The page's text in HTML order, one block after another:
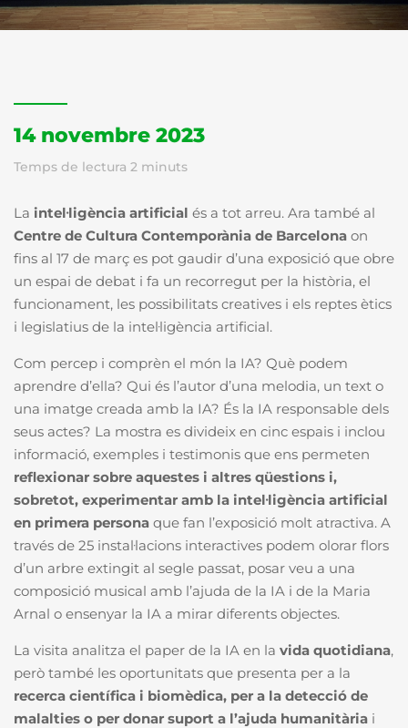
14 novembre 2023
Temps de lectura 2 minuts
La intel·ligència artificial és a tot arreu. Ara també al
Centre de Cultura Contemporània de Barcelona on
fins al 17 de març es pot gaudir d’una exposició que obre
un espai de debat i fa un recorregut per la història, el
funcionament, les possibilitats creatives i els reptes ètics
i legislatius de la intel·ligència artificial.
Com percep i comprèn el món la IA? Què podem
aprendre d’ella? Qui és l’autor d’una melodia, un text o
una imatge creada amb la IA? És la IA responsable dels
seus actes? La mostra es divideix en cinc espais i inclou
informació, exemples i testimonis que ens permeten
reflexionar sobre aquestes i altres qüestions i,
sobretot, experimentar amb la intel·ligència artificial
en primera persona que fan l’exposició molt atractiva. A
través de 25 instal·lacions interactives podem olorar flors
d’un arbre extingit al segle passat, posar veu a una
composició musical amb l’ajuda de la IA i de la Maria
Arnal o ensenyar la IA a mirar diferents objectes.
La visita analitza el paper de la IA en la vida quotidiana,
però també les oportunitats que presenta per a la
recerca científica i biomèdica, per a la detecció de
malalties o per donar suport a l’ajuda humanitària i